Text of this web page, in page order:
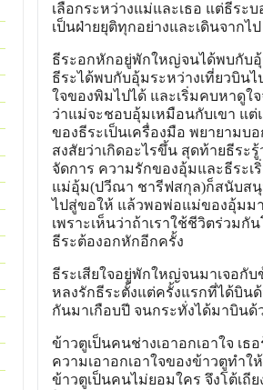
เลือกระหว่างแม่และเธอ แต่ธีระ
เป็นฝ่ายยุติทุกอย่างและเดินจากไป
ธีระอกหักอยู่พักใหญ่จนได้พบกับอุ้
ธีระได้พบกับอุ้มระหว่างเที่ยวบินไ
ใจของพิมไปได้ และเริ่มคบหาดูใ
ว่าแม่จะชอบอุ้มเหมือนกับเขา แ
ของธีระเป็นเครื่องมือ พยายามบ
สงสัยว่าเกิดอะไรขึ้น สุดท้ายธีระ
จัดการ ความรักของอุ้มและธีระ
แม่อุ้ม(ปวีณา ชารีฟสกุล)ก็สนับสนุ
ไปสู่ขอให้ แล้วพอพ่อแม่ของอุ้มม
เพราะเห็นว่าถ้าเราใช้ชีวิตร่วม
ธีระต้องอกหักอีกครั้ง
ธีระเสียใจอยู่พักใหญ่จนมาเจอกั
หลงรักธีระตั้งแต่ครั้งแรกที่ได้บิน
กันมาเกือบปี จนกระทั่งได้มาบิน
ข้าวตูเป็นคนช่างเอาอกเอาใจ เ
ความเอาอกเอาใจของข้าวตูทำ
ข้าวตูเป็นคนไม่ยอมใคร จึงโต้เถี